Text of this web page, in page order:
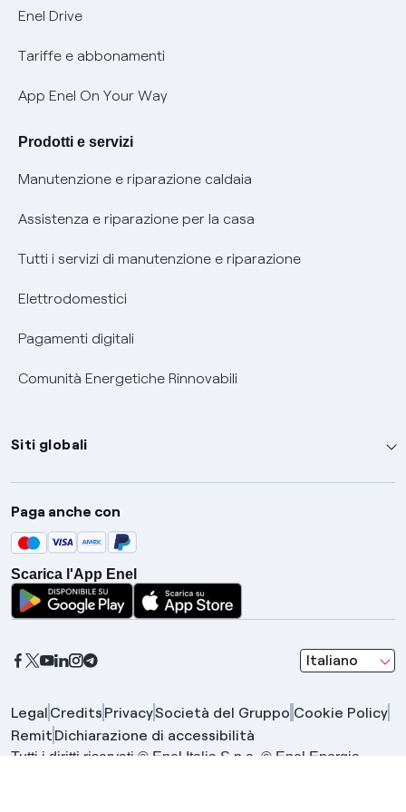
Informativa Privacy AI
Mobilità Elettrica
Phishing e truffe online
Verifica chi ti ha chiamato
Agevolazione utenti con disabilità per offerte Fibra
Informativa RAEE
Enel Drive
Tariffe e abbonamenti
App Enel On Your Way
Prodotti e servizi
Manutenzione e riparazione caldaia
Assistenza e riparazione per la casa
Tutti i servizi di manutenzione e riparazione
Elettrodomestici
Pagamenti digitali
Comunità Energetiche Rinnovabili
Siti globali
Enel Group
Enel Green Power
Global Trading
Global Procurement
Gridspertise
Paga anche con
Scarica l'App Enel
Italiano
seleziona una
Legal Credits PrivacySocietà del Gruppo Cookie Policy
Remit Dichiarazione di accessibilità
Tutti i diritti riservati © Enel Italia S.p.a. © Enel Energia